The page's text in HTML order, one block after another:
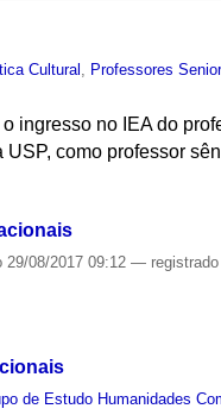
Cultural Professores
ingresso no IEA do
como professor
29/08/2017 09:12—
de Estudo Humanidades